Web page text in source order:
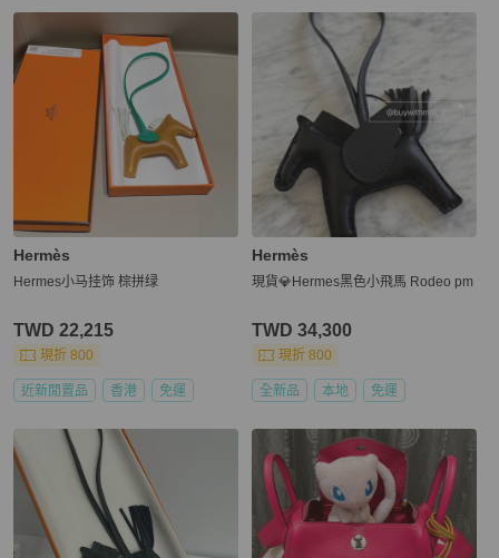
Hermès
Hermes小马挂饰 棕拼绿
TWD 22,215
現折 800
近新閒置品 香港 免運
Hermès
現貨💎Hermes黑色小飛馬 Rodeo pm
TWD 34,300
現折 800
全新品 本地 免運